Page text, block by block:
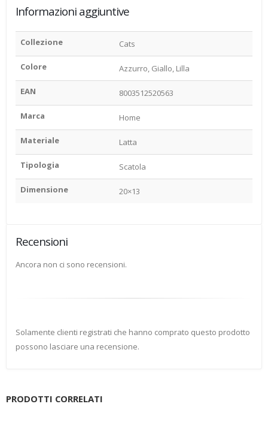
Informazioni aggiuntive
Collezione Cats
Colore Azzurro, Giallo, Lilla
EAN 8003512520563
Marca Home
Materiale Latta
Tipologia Scatola
Dimensione 20×13
Recensioni
Ancora non ci sono recensioni.
Solamente clienti registrati che hanno comprato questo prodotto
possono lasciare una recensione.
PRODOTTI CORRELATI